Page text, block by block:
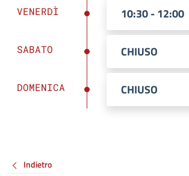
VENERDÌ 10:30 - 12:00
SABATO CHIUSO
DOMENICA CHIUSO
Indietro